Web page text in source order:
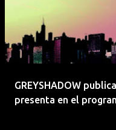
GREYSHADOW
presenta en el